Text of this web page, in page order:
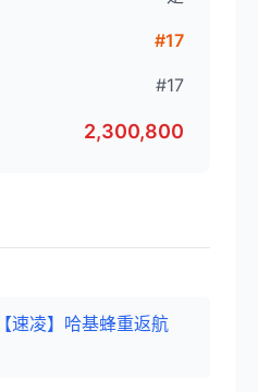
#17
#17
2,300,800
速凌】哈基蜂重返航